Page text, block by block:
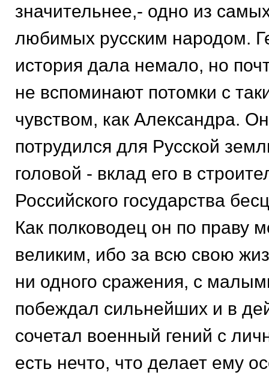
значительнее,- одно из
любимых русским народом.
история дала немало, но
не вспоминают потомки с
чувством, как Александра.
потрудился для Русской
головой - вклад его в
Российского государства
Как полководец он по праву
великим, ибо за всю свою
ни одного сражения, с
побеждал сильнейших и в
сочетал военный гений с
есть нечто, что делает ему